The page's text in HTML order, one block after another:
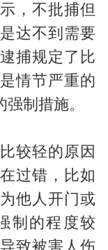
，不批捕但
达不到需要
捕规定了比
情节严重的
制措施。
较轻的原因
过错，比如
他人开门或
制的程度较
致被害人伤